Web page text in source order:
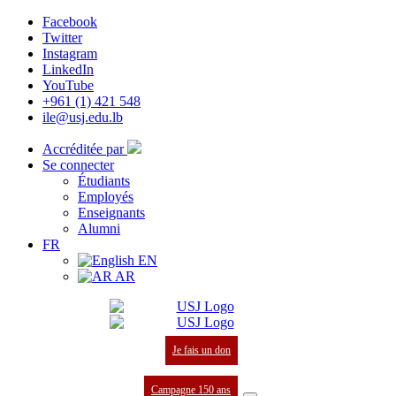
Facebook
Twitter
Instagram
LinkedIn
YouTube
+961 (1) 421 548
ile@usj.edu.lb
Accréditée par
Se connecter
Étudiants
Employés
Enseignants
Alumni
FR
EN
AR
Je fais un don
Campagne 150 ans